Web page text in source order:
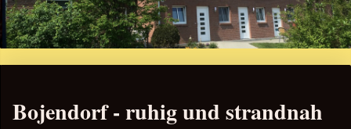
Bojendorf - ruhig und strandnah